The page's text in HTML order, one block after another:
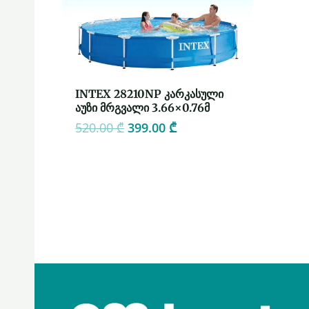
INTEX 28210NP კარკასული
აუზი მრგვალი 3.66×0.76მ
520.00₾ 399.00 ₾